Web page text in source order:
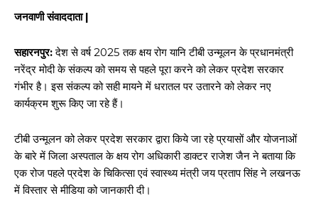
जनवाणी संवाददाता |
सहारनपुर:देश से वर्ष 2025 तक क्षय रोग यानि टीबी उन्मूलन के प्रधानमंत्री
नरेंद्र मोदी के संकल्प को समय से पहले पूरा करने को लेकर प्रदेश सरकार
गंभीर है। इस संकल्प को सही मायने में धरातल पर उतारने को लेकर नए
कार्यक्रम शुरू किए जा रहे हैं।
टीबी उन्मूलन को लेकर प्रदेश सरकार द्वारा किये जा रहे प्रयासों और योजनाओं
के बारे में जिला अस्पताल के क्षय रोग अधिकारी डाक्टर राजेश जैन ने बताया कि
एक रोज पहले प्रदेश के चिकित्सा एवं स्वास्थ्य मंत्री जय प्रताप सिंह ने लखनऊ
में विस्तार से मीडिया को जानकारी दी।